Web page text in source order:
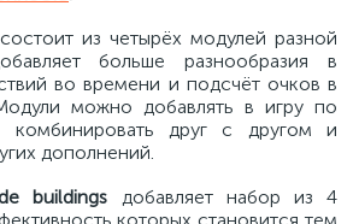
из четырёх модулей разной
больше разнообразия в
во времени и подсчёт очков в
можно добавлять в игру по
комбинировать друг с другом и
дополнений.
buildings добавляет набор из 4